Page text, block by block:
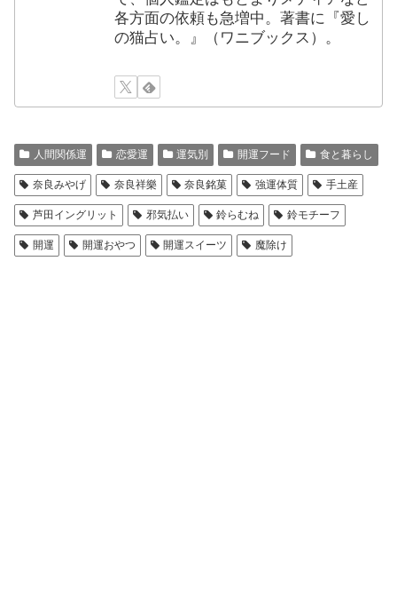
各方面の依頼も急増中。著書に『愛し
の猫占い。』（ワニブックス）。
人間関係運 恋愛運 運気別 開運フード 食と暮らし
奈良みやげ 奈良祥樂 奈良銘菓 強運体質 手土産
芦田イングリット 邪気払い 鈴らむね 鈴モチーフ
開運 開運おやつ 開運スイーツ 魔除け